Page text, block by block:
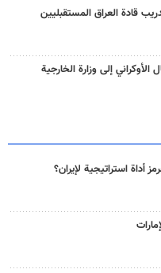
قادة العراق المستقبليين
الأوكراني إلى وزارة الخارجية
استراتيجية لإيران؟